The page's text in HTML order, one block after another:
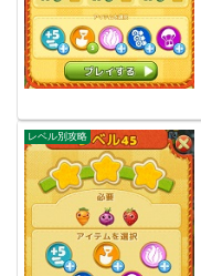
レベル別攻略